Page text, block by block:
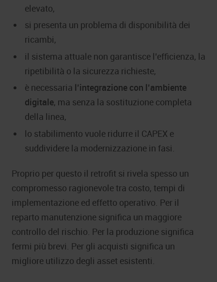
elevato,
si presenta un problema di disponibilità dei
ricambi,
il sistema attuale non garantisce l’efficienza, la
ripetibilità o la sicurezza richieste,
è necessaria l’integrazione con l’ambiente
digitale, ma senza la sostituzione completa
della linea,
lo stabilimento vuole ridurre il CAPEX e
suddividere la modernizzazione in fasi.
Proprio per questo il retrofit si rivela spesso un
compromesso ragionevole tra costo, tempi di
implementazione ed effetto operativo. Per il
reparto manutenzione significa un maggiore
controllo del rischio. Per la produzione significa
fermi più brevi. Per gli acquisti significa un
migliore utilizzo degli asset esistenti.